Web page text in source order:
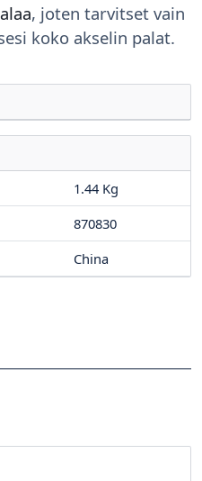
, joten tarvitset vain
koko akselin palat.
1.44 Kg
870830
China